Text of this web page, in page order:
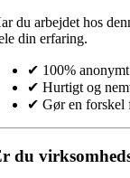
du arbejdet hos
din erfaring.
✔ 100% anonymt
✔ Hurtigt og
✔ Gør en forskel
du